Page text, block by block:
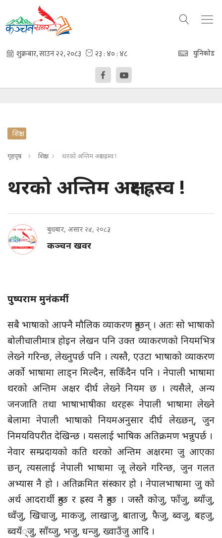
युनिकोड
शिक्षा
गृहपृष्ठ शिक्षा थरको अन्तिम अक्षर ह्रस्व !
थरको अन्तिम अक्षर ह्रस्व !
बुधबार, असार २४, २०८३
कञ्चन खवर
पुष्पराम मुनंकर्मी
सबै भाषाको आफ्नै मौलिक व्याकरण हुन्छन् । अतः सो भाषाको
बोलीचालीमात्र होइन लेखन पनि उक्त व्याकरणको नियमभित्र
लेख्ने गरिन्छ, लेख्नुपर्छ पनि । त्यस्तै, एउटा भाषाको व्याकरण
अर्को भाषामा लाड्न मिल्दैन, सकिँदैन पनि । नेपाली भाषामा
थरको अन्तिम अक्षर दीर्घ लेख्ने नियम छ । त्यसैले, अन्य
जनजाति तथा भाषाभाषीका थरहरू नेपाली भाषामा लेख्ने
बेलामा नेपाली भाषाको नियमअनुसार दीर्घ लेख्छन्, जुन
निमयविपरीत देखिन्छ । यसलाई भाषिक अतिक्रमण भन्नुपर्छ ।
नेवार सम्प्रदायको कति थरको अन्तिम अक्षरमा जु आएका
छन्, त्यसलाई नेपाली भाषामा जू लेख्ने गरिन्छ, जुन गलत
अभ्यास नै हो । अतिक्रमित संस्कार हो । नेपालभाषामा जु को
अर्थ आदरार्थी हुन्छ र ह्रस्व नै हुन्छ । जस्तै कोजु, फाँजु, ब्याँजु,
ध्वँजु, खिचाजु, माकजु, लाखाजु, बाताजु, फैजु, ब्वजु, बहजु,
ब्वयँ्जु, साँय्जु, भजु, धन्जु, ख्वाउँजु आदि ।